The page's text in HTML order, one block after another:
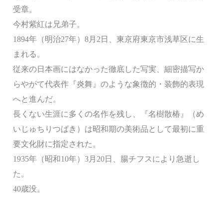
受章。
今村紫紅は兄弟子。
1894年（明治27年）8月2日、東京府東京市浅草区に生
まれる。
従来の日本画にはなかった徹底した写実、細密描写か
らやがて代表作『炎舞』のような象徴的・装飾的表現
へと進んだ。
長くない生涯に多くの名作を残し、『名樹散椿』（め
いじゅちりつばき）は昭和期の美術品として最初に重
要文化財に指定された。
1935年（昭和10年）3月20日、腸チフスにより急逝し
た。
40歳没。